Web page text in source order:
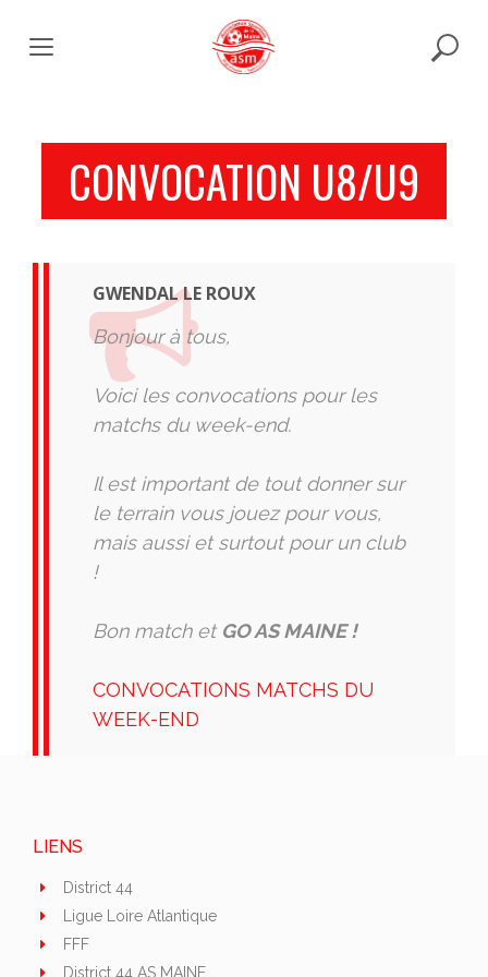
content
CONVOCATION U8/U9
GWENDAL LE ROUX
Bonjour à tous,
Voici les convocations pour les
matchs du week-end.
Il est important de tout donner sur
le terrain vous jouez pour vous,
mais aussi et surtout pour un club
!
Bon match et GO AS MAINE !
CONVOCATIONS MATCHS DU
WEEK-END
LIENS
District 44
Ligue Loire Atlantique
FFF
District 44 AS MAINE